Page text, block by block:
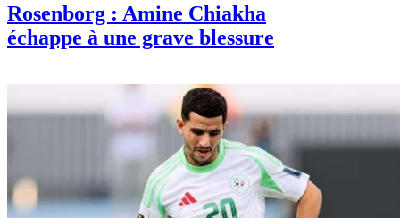
Rosenborg : Amine Chiakha
échappe à une grave blessure